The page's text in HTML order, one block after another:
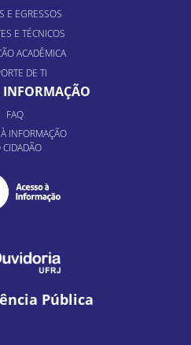
E EGRESSOS
E TÉCNICOS
ACADÊMICA
DE TI
INFORMAÇÃO
FAQ
INFORMAÇÃO
CIDADÃO
Pública